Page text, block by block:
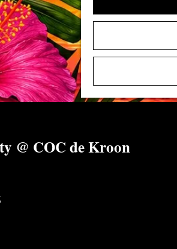
@ COC de Kroon